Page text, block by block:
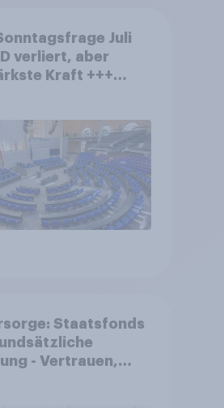
Juli
verliert, aber
Kraft +++
Staatsfonds
- Vertrauen,